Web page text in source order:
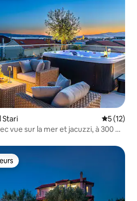
Stari
5 (12)
vue sur la mer et jacuzzi, à 300 m